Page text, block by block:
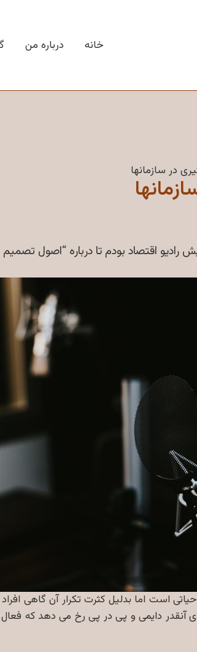
خانه درباره من
مهمان برنامه رویش رادیو اقتصاد بودم تا درباره
است اما بدلیل کثرت تکرار آن گاهی
آنقدر دایمی و پی در پی رخ می دهد که